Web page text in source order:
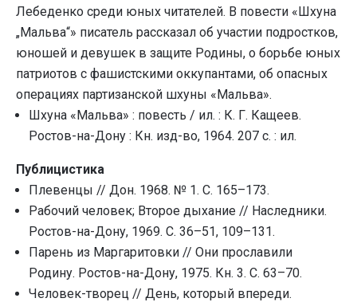
Лебеденко среди юных читателей. В повести «Шхуна
„Мальва“» писатель рассказал об участии подростков,
юношей и девушек в защите Родины, о борьбе юных
патриотов с фашистскими оккупантами, об опасных
операциях партизанской шхуны «Мальва».
Шхуна «Мальва» : повесть / ил. : К. Г. Кащеев.
Ростов-на-Дону : Кн. изд-во, 1964. 207 с. : ил.
Публицистика
Плевенцы // Дон. 1968. № 1. С. 165–173.
Рабочий человек; Второе дыхание // Наследники.
Ростов-на-Дону, 1969. С. 36–51, 109–131.
Парень из Маргаритовки // Они прославили
Родину. Ростов-на-Дону, 1975. Кн. 3. С. 63–70.
Человек-творец // День, который впереди.